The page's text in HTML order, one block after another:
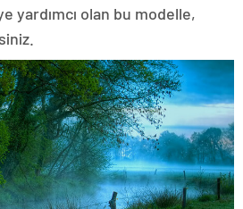
yardımcı olan bu modelle,